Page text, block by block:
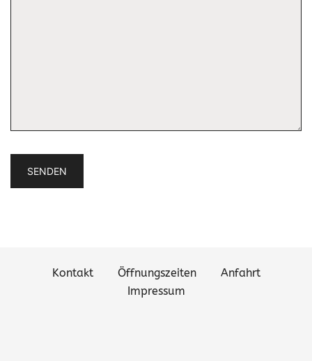
Kontakt Öffnungszeiten
Anfahrt
Impressum